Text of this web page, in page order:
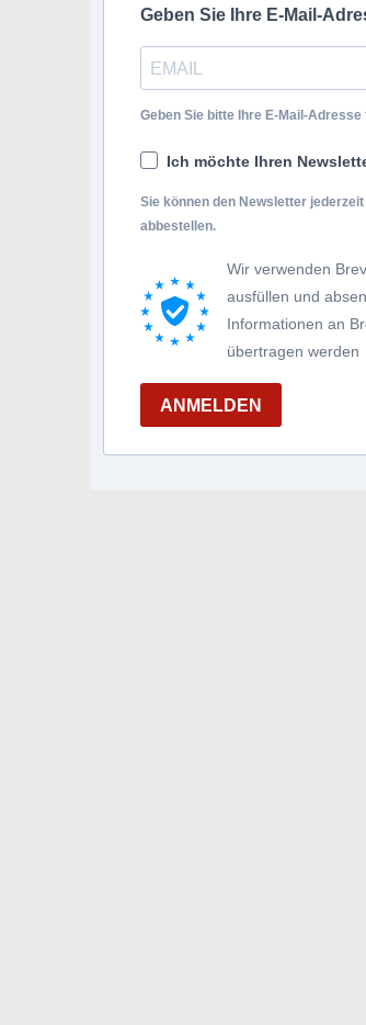
Geben Sie Ihre E-Mail-
Geben Sie bitte Ihre E-Mail-
Ich möchte Ihren
Sie können den Newsletter
abbestellen.
Wir verwenden
ausfüllen und
Informationen an
übertragen werden
ANMELDEN